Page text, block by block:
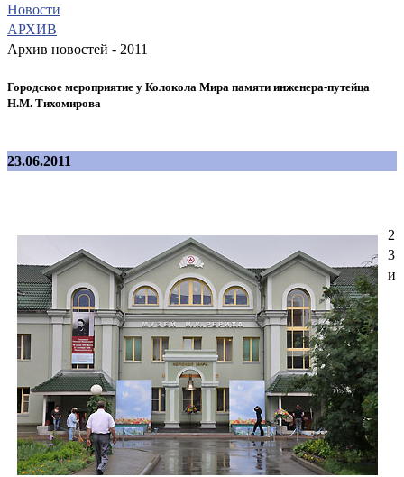
Новости
АРХИВ
Архив новостей - 2011
Городское мероприятие у Колокола Мира памяти инженера-путейца
Н.М. Тихомирова
23.06.2011
2
3
и